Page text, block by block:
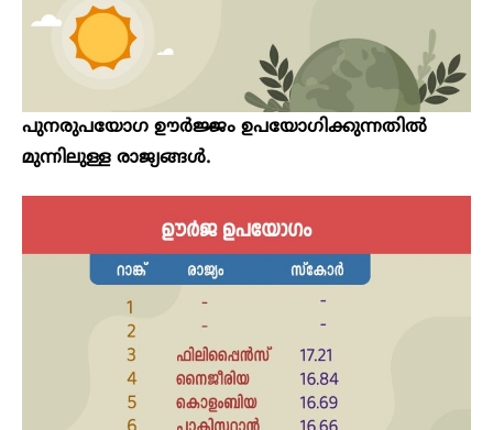
പുനരുപയോഗ ഊർജ്ജം ഉപയോഗിക്കുന്നതിൽ
മുന്നിലുള്ള രാജ്യങ്ങൾ.